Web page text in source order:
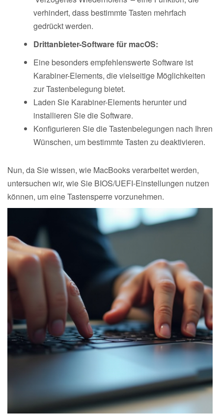
verhindert, dass bestimmte Tasten mehrfach
gedrückt werden.
Drittanbieter-Software für macOS:
Eine besonders empfehlenswerte Software ist
Karabiner-Elements, die vielseitige Möglichkeiten
zur Tastenbelegung bietet.
Laden Sie Karabiner-Elements herunter und
installieren Sie die Software.
Konfigurieren Sie die Tastenbelegungen nach Ihren
Wünschen, um bestimmte Tasten zu deaktivieren.
Nun, da Sie wissen, wie MacBooks verarbeitet werden,
untersuchen wir, wie Sie BIOS/UEFI-Einstellungen nutzen
können, um eine Tastensperre vorzunehmen.